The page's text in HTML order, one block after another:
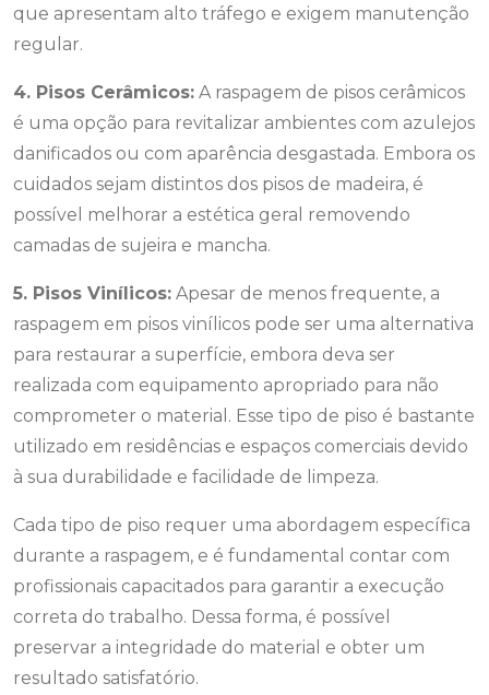
que apresentam alto tráfego e exigem manutenção
regular.
4. Pisos Cerâmicos: A raspagem de pisos cerâmicos
é uma opção para revitalizar ambientes com azulejos
danificados ou com aparência desgastada. Embora os
cuidados sejam distintos dos pisos de madeira, é
possível melhorar a estética geral removendo
camadas de sujeira e mancha.
5. Pisos Vinílicos: Apesar de menos frequente, a
raspagem em pisos vinílicos pode ser uma alternativa
para restaurar a superfície, embora deva ser
realizada com equipamento apropriado para não
comprometer o material. Esse tipo de piso é bastante
utilizado em residências e espaços comerciais devido
à sua durabilidade e facilidade de limpeza.
Cada tipo de piso requer uma abordagem específica
durante a raspagem, e é fundamental contar com
profissionais capacitados para garantir a execução
correta do trabalho. Dessa forma, é possível
preservar a integridade do material e obter um
resultado satisfatório.